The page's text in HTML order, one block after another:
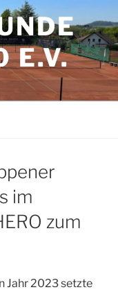
E.V.
im
zum
Jahr 2023 setzte